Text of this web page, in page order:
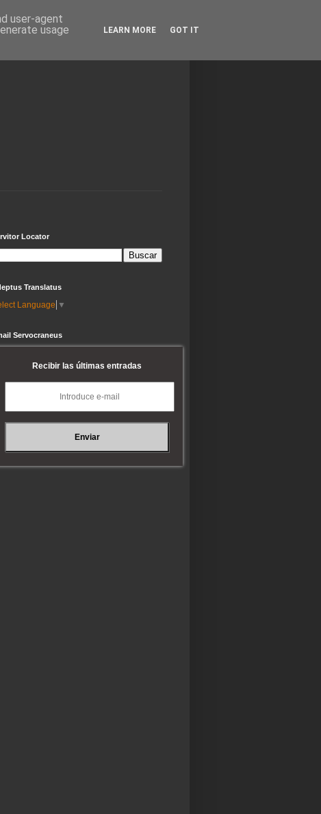
Locator
Translatus
Language ▼
Servocraneus
Recibir las últimas entradas
user-agent
usage
LEARN MORE GOT IT